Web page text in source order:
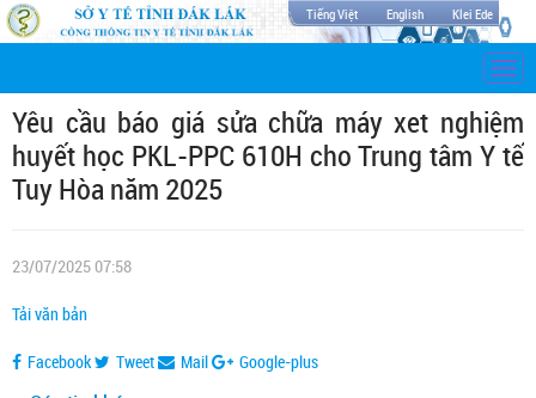
Tiếng Việt English Klei Ede
Yêu cầu báo giá sửa chữa máy xet nghiệm
huyết học PKL-PPC 610H cho Trung tâm Y tế
Tuy Hòa năm 2025
23/07/2025 07:58
Tải văn bản
Facebook Tweet Mail Google-plus